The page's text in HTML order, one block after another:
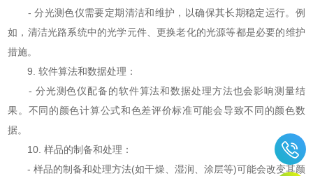
- 分光测色仪需要定期清洁和维护，以确保其长期稳定运行。例
如，清洁光路系统中的光学元件、更换老化的光源等都是必要的维护
措施。
9. 软件算法和数据处理：
- 分光测色仪配备的软件算法和数据处理方法也会影响测量结
果。不同的颜色计算公式和色差评价标准可能会导致不同的颜色数
据。
10. 样品的制备和处理：
- 样品的制备和处理方法(如干燥、湿润、涂层等)可能会改变其颜